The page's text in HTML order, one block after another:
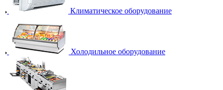
Климатическое оборудование
Холодильное оборудование